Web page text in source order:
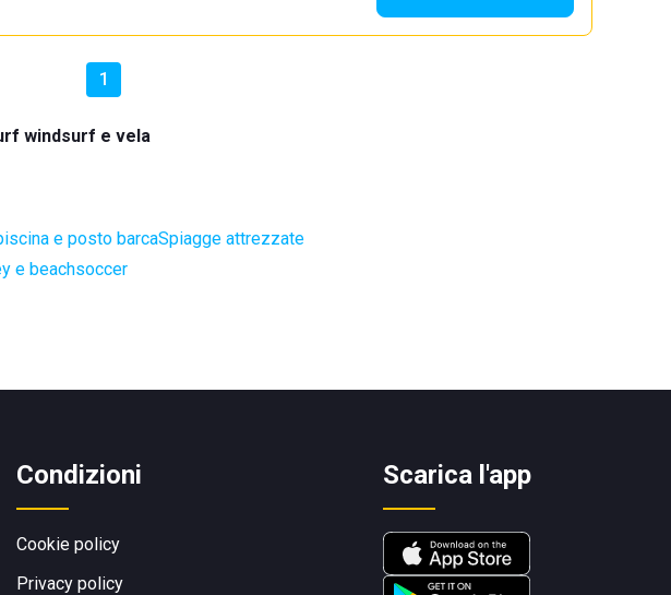
1
windsurf e vela
e posto barcaSpiagge attrezzate
e beachsoccer
Condizioni
Cookie policy
Privacy policy
Scarica l'app